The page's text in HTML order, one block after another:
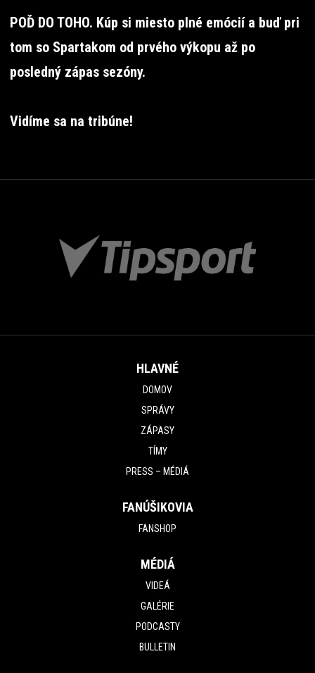
POĎ DO TOHO. Kúp si miesto plné emócií a buď pri
tom so Spartakom od prvého výkopu až po
posledný zápas sezóny.
Vidíme sa na tribúne!
HLAVNÉ
DOMOV
SPRÁVY
ZÁPASY
TÍMY
PRESS – MÉDIÁ
FANÚŠIKOVIA
FANSHOP
MÉDIÁ
VIDEÁ
GALÉRIE
PODCASTY
BULLETIN